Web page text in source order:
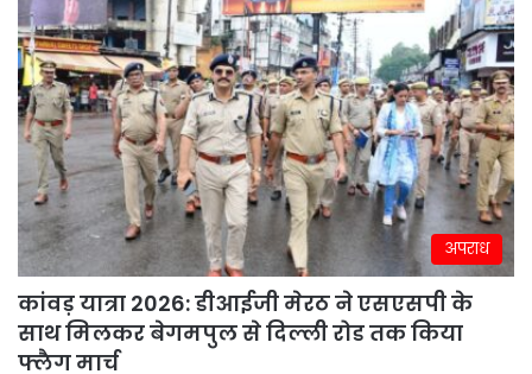
अपराध
कांवड़ यात्रा 2026: डीआईजी मेरठ ने एसएसपी के
साथ मिलकर बेगमपुल से दिल्ली रोड तक किया
फ्लैग मार्च